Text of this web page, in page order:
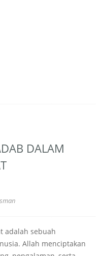
DALAM
adalah sebuah
Allah menciptakan